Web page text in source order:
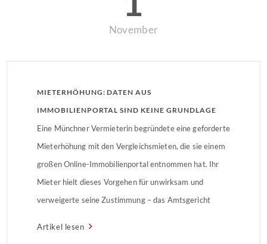
November
MIETERHÖHUNG: DATEN AUS
IMMOBILIENPORTAL SIND KEINE GRUNDLAGE
Eine Münchner Vermieterin begründete eine geforderte
Mieterhöhung mit den Vergleichsmieten, die sie einem
großen Online-Immobilienportal entnommen hat. Ihr
Mieter hielt dieses Vorgehen für unwirksam und
verweigerte seine Zustimmung – das Amtsgericht
Artikel lesen